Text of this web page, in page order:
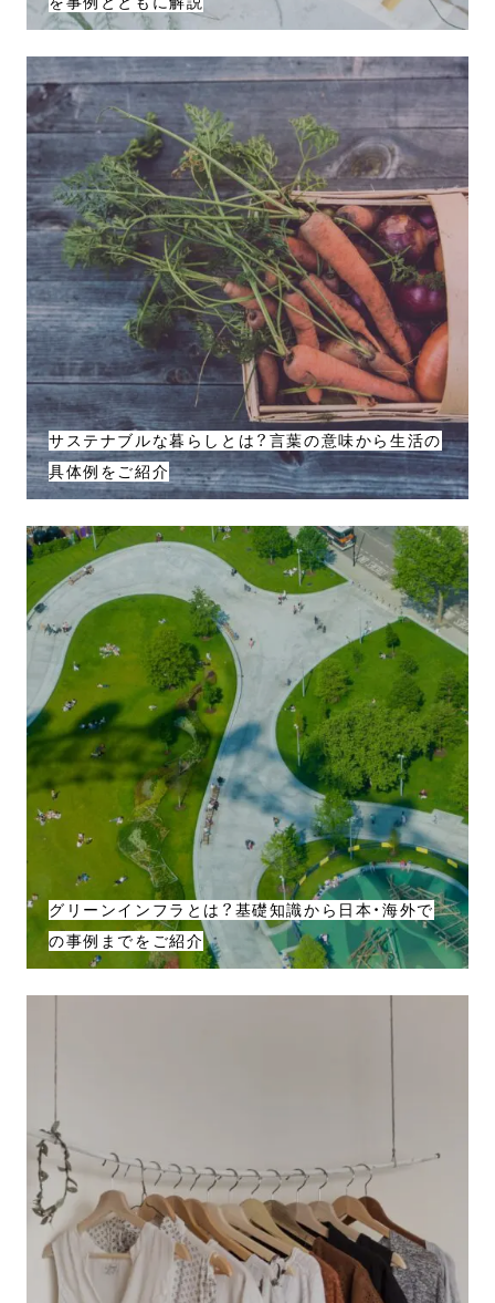
サステナブルな暮らしとは？言葉の意味から生活の
具体例をご紹介
グリーンインフラとは？基礎知識から日本・海外で
の事例までをご紹介